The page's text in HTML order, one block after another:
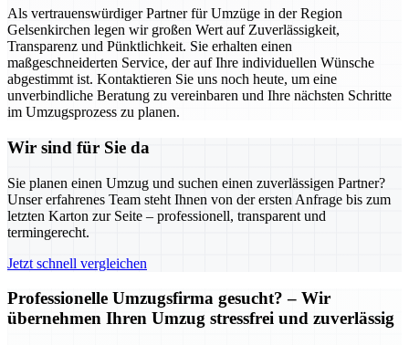
Als vertrauenswürdiger Partner für Umzüge in der Region
Gelsenkirchen legen wir großen Wert auf Zuverlässigkeit,
Transparenz und Pünktlichkeit. Sie erhalten einen
maßgeschneiderten Service, der auf Ihre individuellen Wünsche
abgestimmt ist. Kontaktieren Sie uns noch heute, um eine
unverbindliche Beratung zu vereinbaren und Ihre nächsten Schritte
im Umzugsprozess zu planen.
Wir sind für Sie da
Sie planen einen Umzug und suchen einen zuverlässigen Partner?
Unser erfahrenes Team steht Ihnen von der ersten Anfrage bis zum
letzten Karton zur Seite – professionell, transparent und
termingerecht.
Jetzt schnell vergleichen
Professionelle Umzugsfirma gesucht? – Wir
übernehmen Ihren Umzug stressfrei und zuverlässig